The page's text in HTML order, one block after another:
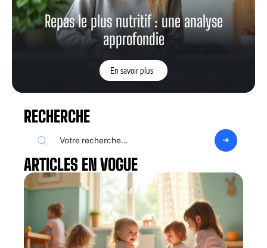
Repas le plus nutritif : une analyse
approfondie
En savoir plus
RECHERCHE
ARTICLES EN VOGUE